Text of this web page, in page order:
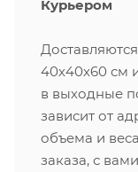
Курьером
40х40х60 см
в выходные
зависит от
объема и
заказа, с